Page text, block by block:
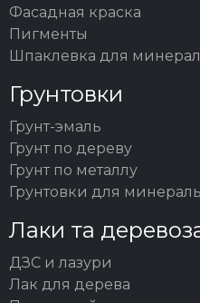
Фасадная краска
Пигменты
Шпаклевка для
Грунтовки
Грунт-эмаль
Грунт по дереву
Грунт по металлу
Грунтовки для
Лаки та
ДЗС и лазури
Лак для дерева